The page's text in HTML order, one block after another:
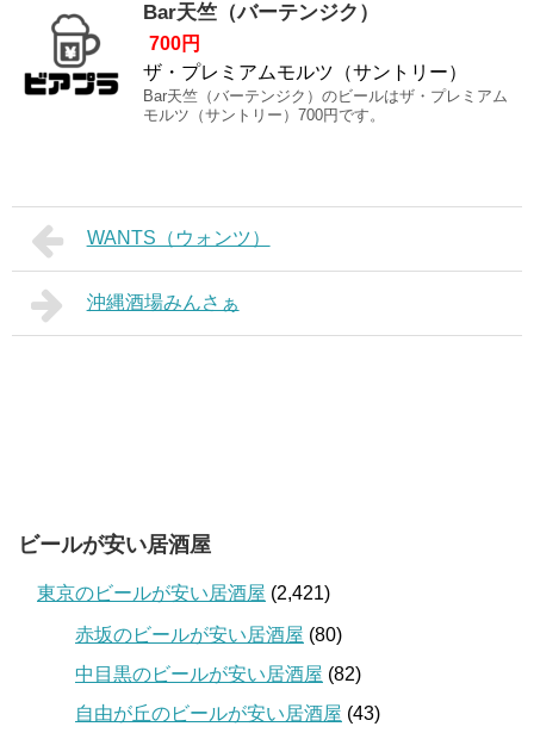
Bar天竺（バーテンジク）
700円
ザ・プレミアムモルツ（サントリー）
Bar天竺（バーテンジク）のビールはザ・プレミアム
モルツ（サントリー）700円です。
WANTS（ウォンツ）
沖縄酒場みんさぁ
ビールが安い居酒屋
東京のビールが安い居酒屋 (2,421)
赤坂のビールが安い居酒屋 (80)
中目黒のビールが安い居酒屋 (82)
自由が丘のビールが安い居酒屋 (43)